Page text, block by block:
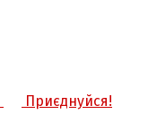
Приєднуйся!